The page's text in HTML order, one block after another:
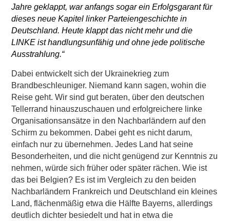
Jahre geklappt, war anfangs sogar ein Erfolgsgarant für
dieses neue Kapitel linker Parteiengeschichte in
Deutschland. Heute klappt das nicht mehr und die
LINKE ist handlungsunfähig und ohne jede politische
Ausstrahlung.“
Dabei entwickelt sich der Ukrainekrieg zum
Brandbeschleuniger. Niemand kann sagen, wohin die
Reise geht. Wir sind gut beraten, über den deutschen
Tellerrand hinauszuschauen und erfolgreichere linke
Organisationsansätze in den Nachbarländern auf den
Schirm zu bekommen. Dabei geht es nicht darum,
einfach nur zu übernehmen. Jedes Land hat seine
Besonderheiten, und die nicht genügend zur Kenntnis zu
nehmen, würde sich früher oder später rächen. Wie ist
das bei Belgien? Es ist im Vergleich zu den beiden
Nachbarländern Frankreich und Deutschland ein kleines
Land, flächenmäßig etwa die Hälfte Bayerns, allerdings
deutlich dichter besiedelt und hat in etwa die